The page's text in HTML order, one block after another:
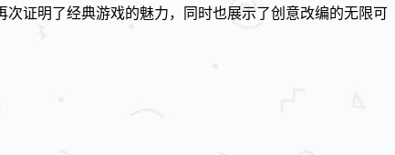
证明了经典游戏的魅力，同时也展示了创意改编的无限可